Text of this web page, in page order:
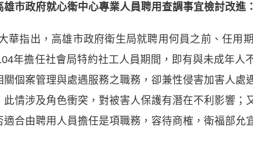
市政府就心衛中心專業人員聘用查調事宜檢討改進：
出，高雄市政府衛生局就聘用何員之前、任用
年擔任社會局特約社工人員期間，即有與未成年人
關個案管理與處遇服務之職務，卻兼性侵害加害人處
此情涉及角色衝突，對被害人保護有潛在不利影響；
合由聘用人員擔任是項職務，容待商榷，衛福部允